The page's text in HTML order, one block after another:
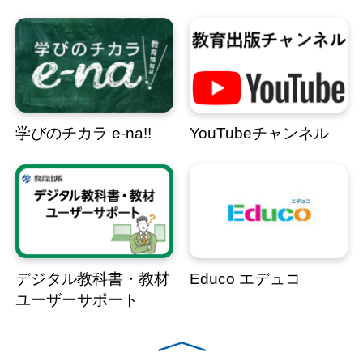
学びのチカラ e-na!! YouTubeチャンネル
デジタル教科書・教材
ユーザーサポート
Educo エデュコ